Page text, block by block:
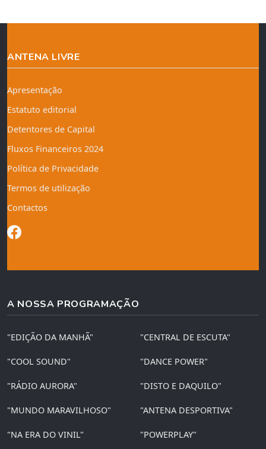
ANTENA LIVRE
Apresentação
Estatuto editorial
Detentores de Capital
Fluxos Financeiros 2024
Política de Privacidade
Termos de utilização
Contactos
A NOSSA PROGRAMAÇÃO
"EDIÇÃO DA MANHÃ" "CENTRAL DE ESCUTA"
"COOL SOUND" "DANCE POWER"
"RÁDIO AURORA" "DISTO E DAQUILO"
"MUNDO MARAVILHOSO" "ANTENA DESPORTIVA"
"NA ERA DO VINIL" "POWERPLAY"